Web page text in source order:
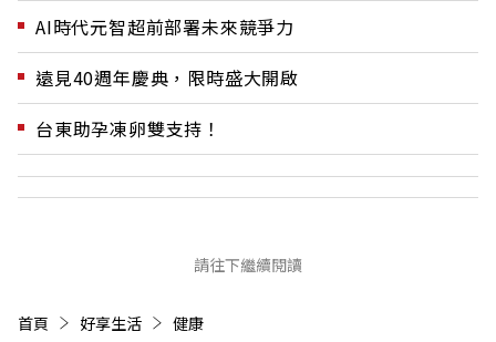
AI時代元智超前部署未來競爭力
遠見40週年慶典，限時盛大開啟
台東助孕凍卵雙支持！
請往下繼續閱讀
首頁 好享生活 健康